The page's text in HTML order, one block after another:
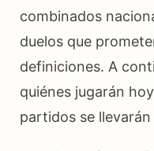
combinados
duelos que
definiciones. A
quiénes jugarán
partidos se llevarán